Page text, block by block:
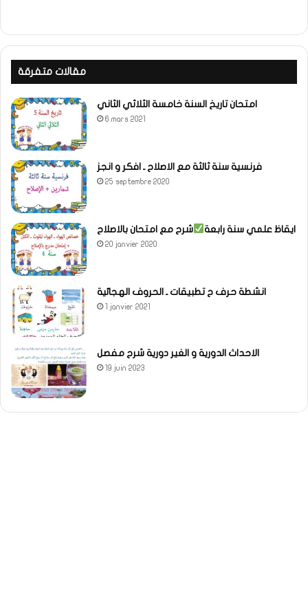
مقالات متفرقة
امتحان تاريخ السنة خامسة الثلاثي الثاني
6 mars 2021
فرنسية سنة ثالثة مع الاصلاح ـ افكر و انجز
25 septembre 2020
ايقاظ علمي سنة رابعة شرح مع امتحان بالاصلاح
20 janvier 2020
انشطة حرف ح تطبيقات ـ الحروف الهجائية
1 janvier 2021
الاحداث الدورية و الغير دورية شرح مفصل
19 juin 2023